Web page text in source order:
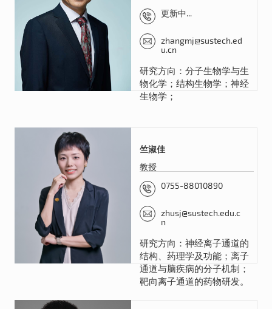
更新中...
zhangmj@sustech.ed
u.cn
研究方向：分子生物学与生
物化学；结构生物学；神经
生物学；
竺淑佳
教授
0755-88010890
zhusj@sustech.edu.c
n
研究方向：神经离子通道的
结构、药理学及功能；离子
通道与脑疾病的分子机制；
靶向离子通道的药物研发。